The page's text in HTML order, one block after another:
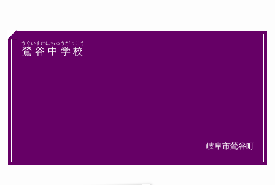
鶯谷中学校
うぐいすだにちゅうがっこう
岐阜市鶯谷町